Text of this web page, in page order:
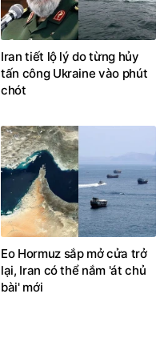
Iran tiết lộ lý do từng hủy
tấn công Ukraine vào phút
chót
Eo Hormuz sắp mở cửa trở
lại, Iran có thể nắm 'át chủ
bài' mới